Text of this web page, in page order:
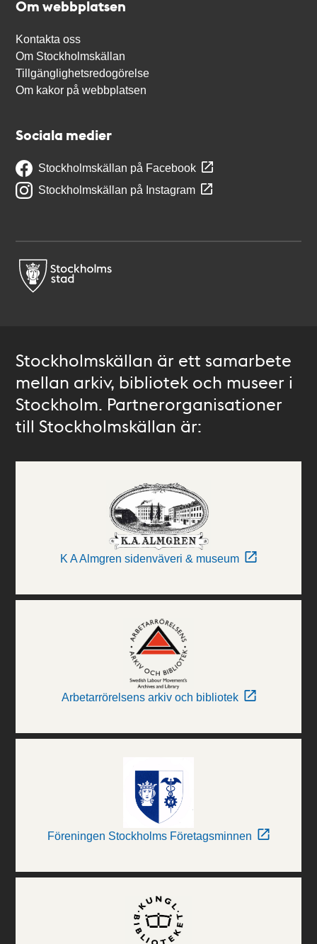
Om webbplatsen
Kontakta oss
Om Stockholmskällan
Tillgänglighetsredogörelse
Om kakor på webbplatsen
Sociala medier
Stockholmskällan på Facebook
Stockholmskällan på Instagram
Stockholmskällan är ett samarbete
mellan arkiv, bibliotek och museer i
Stockholm. Partnerorganisationer
till Stockholmskällan är:
K A Almgren sidenväveri & museum
Arbetarrörelsens arkiv och bibliotek
Föreningen Stockholms Företagsminnen